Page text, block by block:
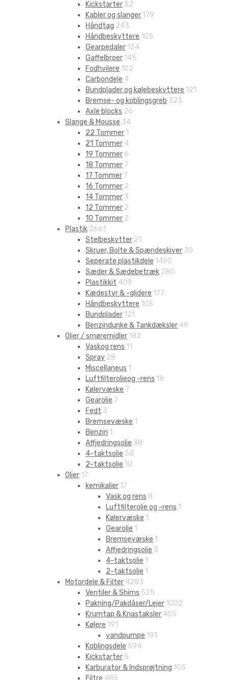
Kickstarter 32
Kabler og slanger 179
Håndtag 243
Håndbeskyttere 105
Gearpedaler 134
Gaffelbroer 145
Fodhvilere 102
Carbondele 4
Bundplader og kølebeskyttere 121
Bremse- og koblingsgreb 323
Axle blocks 26
Slange & Mousse 34
22 Tommer 1
21 Tommer 4
19 Tommer 6
18 Tommer 7
17 Tommer 7
16 Tommer 2
14 Tommer 3
12 Tommer 2
10 Tommer 2
Plastik 2661
Stelbeskytter 21
Skruer, Bolte & Spændeskiver 30
Seperate plastikdele 1490
Sæder & Sædebetræk 280
Plastikkit 409
Kædestyr & -glidere 177
Håndbeskyttere 105
Bundplader 121
Benzindunke & Tankdæksler 49
Olier / smøremidler 182
Vaskog rens 11
Spray 28
Miscellaneus 1
Luftfilterolieog -rens 18
Kølervæske 7
Gearolie 7
Fedt 3
Bremsevæske 1
Benzin 1
Affjedringsolie 38
4-taktsolie 58
2-taktsolie 10
Olier 17
kemikalier 17
Vask og rens 8
Luftfilterolie og -rens 1
Kølervæske 1
Gearolie 1
Bremsevæske 1
Affjedringsolie 3
4-taktsolie 1
2-taktsolie 1
Motordele & Filter 4283
Ventiler & Shims 525
Pakning/Pakdåser/Lejer 1002
Krumtap & Knastaksler 405
Kølere 191
vandpumpe 191
Koblingsdele 594
Kickstarter 5
Karburator & Indsprøjtning 105